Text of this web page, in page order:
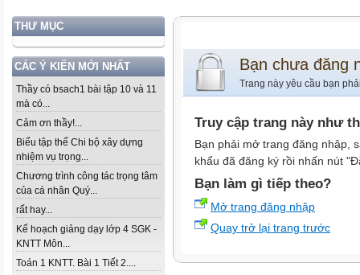
THƯ MỤC
CÁC Ý KIẾN MỚI NHẤT
Thầy có bsach1 bài tập 10 và 11
mà có...
Cảm ơn thầy!...
Biểu tập thể Chi bộ xây dựng
nhiệm vụ trọng...
Chương trình công tác trọng tâm
của cá nhân Quý...
rất hay...
Kế hoạch giảng dạy lớp 4 SGK -
KNTT Môn...
Toán 1 KNTT. Bài 1 Tiết 2....
Bạn chưa đăng
Trang này yêu cầu bạn
Truy cập trang này như
Bạn phải mở trang đăng nhập,
khẩu đã đăng ký rồi nhấn nút
Bạn làm gì tiếp theo?
Mở trang đăng nhập
Quay trở lại trang trước